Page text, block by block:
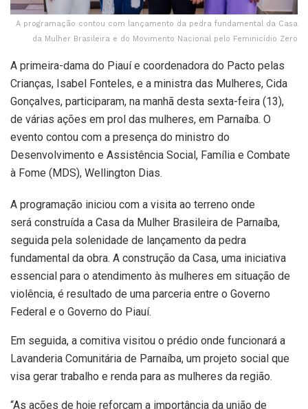
A programação contou com lançamento da pedra fundamental da Casa
da Mulher Brasileira e do Movimento Nacional pelo Feminicídio Zero
A primeira-dama do Piauí e coordenadora do Pacto pelas
Crianças, Isabel Fonteles, e a ministra das Mulheres, Cida
Gonçalves, participaram, na manhã desta sexta-feira (13),
de várias ações em prol das mulheres, em Parnaíba. O
evento contou com a presença do ministro do
Desenvolvimento e Assistência Social, Família e Combate
à Fome (MDS), Wellington Dias.
A programação iniciou com a visita ao terreno onde
será construída a Casa da Mulher Brasileira de Parnaíba,
seguida pela solenidade de lançamento da pedra
fundamental da obra. A construção da Casa, uma iniciativa
essencial para o atendimento às mulheres em situação de
violência, é resultado de uma parceria entre o Governo
Federal e o Governo do Piauí.
Em seguida, a comitiva visitou o prédio onde funcionará a
Lavanderia Comunitária de Parnaíba, um projeto social que
visa gerar trabalho e renda para as mulheres da região.
“As ações de hoje reforçam a importância da união de